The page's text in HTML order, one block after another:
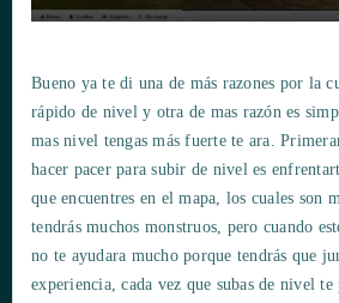
Bueno ya te di una de más razones por la
rápido de nivel y otra de mas razón es
mas nivel tengas más fuerte te ara.
hacer pacer para subir de nivel es
que encuentres en el mapa, los cuales son
tendrás muchos monstruos, pero cuando
no te ayudara mucho porque tendrás que
experiencia, cada vez que subas de nivel te